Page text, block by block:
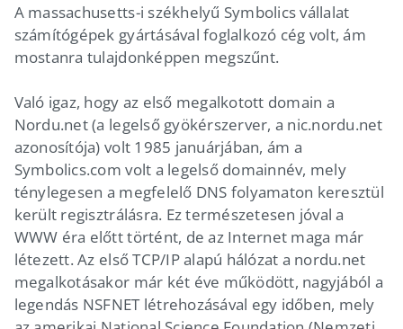
A massachusetts-i székhelyű Symbolics vállalat
számítógépek gyártásával foglalkozó cég volt, ám
mostanra tulajdonképpen megszűnt.
Való igaz, hogy az első megalkotott domain a
Nordu.net (a legelső gyökérszerver, a nic.nordu.net
azonosítója) volt 1985 januárjában, ám a
Symbolics.com volt a legelső domainnév, mely
ténylegesen a megfelelő DNS folyamaton keresztül
került regisztrálásra. Ez természetesen jóval a
WWW éra előtt történt, de az Internet maga már
létezett. Az első TCP/IP alapú hálózat a nordu.net
megalkotásakor már két éve működött, nagyjából a
legendás NSFNET létrehozásával egy időben, mely